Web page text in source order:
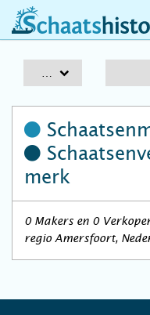
schaatshistorie.nl
merk
0 Makers en 0
regio Amersfoort,